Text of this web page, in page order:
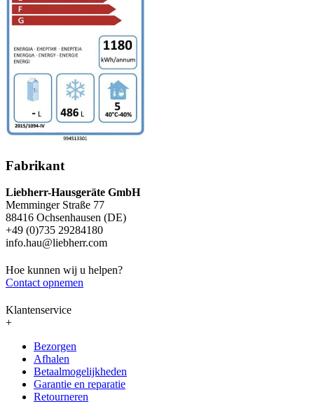
Fabrikant
Liebherr-Hausgeräte GmbH
Memminger Straße 77
88416 Ochsenhausen (DE)
+49 (0)735 29284180
info.hau@liebherr.com
Hoe kunnen wij u helpen?
Contact opnemen
Klantenservice
+
Bezorgen
Afhalen
Betaalmogelijkheden
Garantie en reparatie
Retourneren